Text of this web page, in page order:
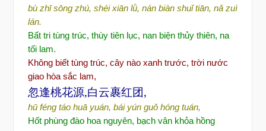
bù zhī sōng zhú, shéi xiān lǜ, nán biàn shuǐ tiān, nǎ zuì
lán.
Bất tri tùng trúc, thùy tiên lục, nan biện thủy thiên, na
tối lam.
Không biết tùng trúc, cây nào xanh trước, trời nước
giao hòa sắc lam,
忽逢桃花源,白云裹红团,
hū féng táo huā yuán, bái yún guǒ hóng tuán,
Hốt phùng đào hoa nguyên, bạch vân khỏa hồng